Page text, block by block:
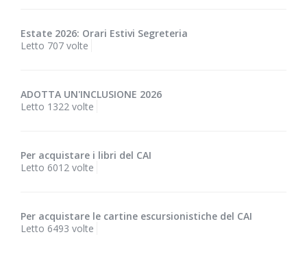
Estate 2026: Orari Estivi Segreteria
Letto 707 volte
ADOTTA UN'INCLUSIONE 2026
Letto 1322 volte
Per acquistare i libri del CAI
Letto 6012 volte
Per acquistare le cartine escursionistiche del CAI
Letto 6493 volte